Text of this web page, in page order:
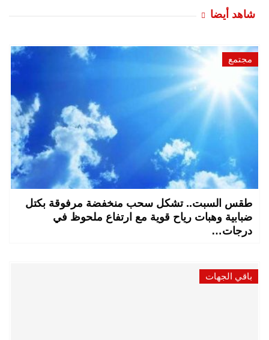
شاهد أيضا
مجتمع
طقس السبت.. تشكل سحب منخفضة مرفوقة بكتل
ضبابية وهبات رياح قوية مع ارتفاع ملحوظ في
درجات…
باقي الجهات